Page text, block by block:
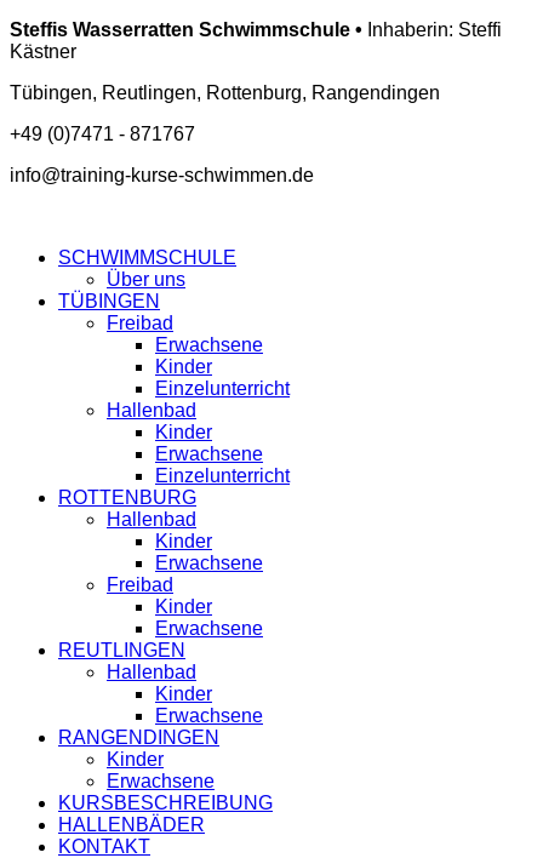
Steffis Wasserratten Schwimmschule • Inhaberin: Steffi
Kästner
Tübingen, Reutlingen, Rottenburg, Rangendingen
+49 (0)7471 - 871767
info@training-kurse-schwimmen.de
SCHWIMMSCHULE
Über uns
TÜBINGEN
Freibad
Erwachsene
Kinder
Einzelunterricht
Hallenbad
Kinder
Erwachsene
Einzelunterricht
ROTTENBURG
Hallenbad
Kinder
Erwachsene
Freibad
Kinder
Erwachsene
REUTLINGEN
Hallenbad
Kinder
Erwachsene
RANGENDINGEN
Kinder
Erwachsene
KURSBESCHREIBUNG
HALLENBÄDER
KONTAKT